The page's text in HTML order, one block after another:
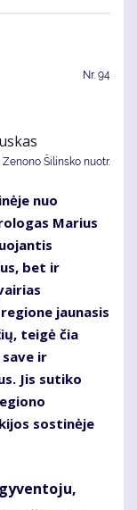
Nr. 94
Šilinsko nuotr.
nuo
Marius
bet ir
jaunasis
teigė čia
ir
Jis sutiko
sostinėje